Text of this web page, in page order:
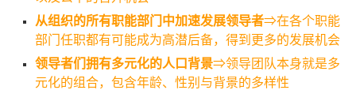
从组织的所有职能部门中加速发展领导者⇒在各个职能
部门任职都有可能成为高潜后备，得到更多的发展机会
领导者们拥有多元化的人口背景⇒领导团队本身就是多
元化的组合，包含年龄、性别与背景的多样性